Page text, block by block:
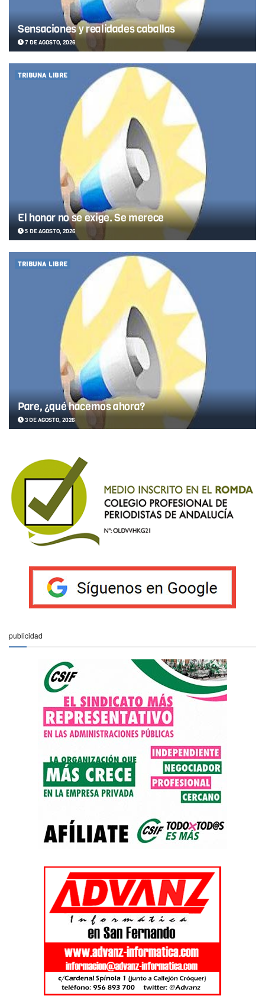
Sensaciones y realidades caballas
7 DE AGOSTO, 2026
TRIBUNA LIBRE
El honor no se exige. Se merece
5 DE AGOSTO, 2026
TRIBUNA LIBRE
Pare, ¿qué hacemos ahora?
3 DE AGOSTO, 2026
publicidad